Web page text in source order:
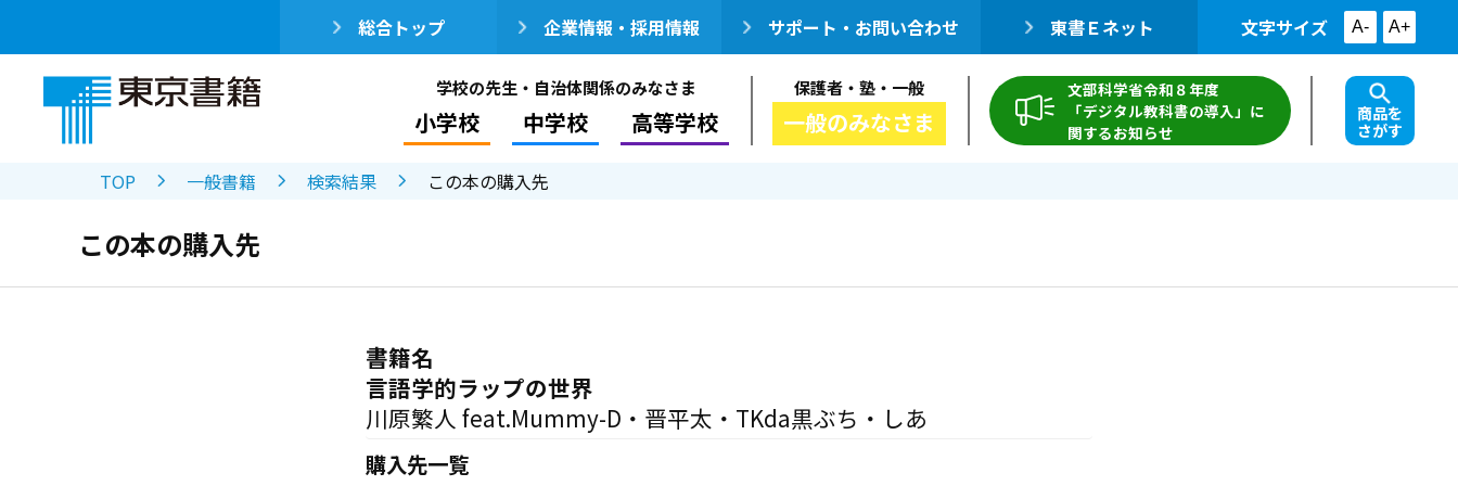
総合トップ 企業情報・採用情報 サポート・お問い合わせ 東書Ｅネット 文字サイズ A- A+
学校の先生・自治体関係のみなさま
小学校 中学校 高等学校
保護者・塾・一般
一般のみなさま
文部科学省令和８年度
「デジタル教科書の導入」に
関するお知らせ
商品を
さがす
TOP 一般書籍 検索結果 この本の購入先
この本の購入先
書籍名
言語学的ラップの世界
川原繁人 feat.Mummy-D・晋平太・TKda黒ぶち・しあ
購入先一覧